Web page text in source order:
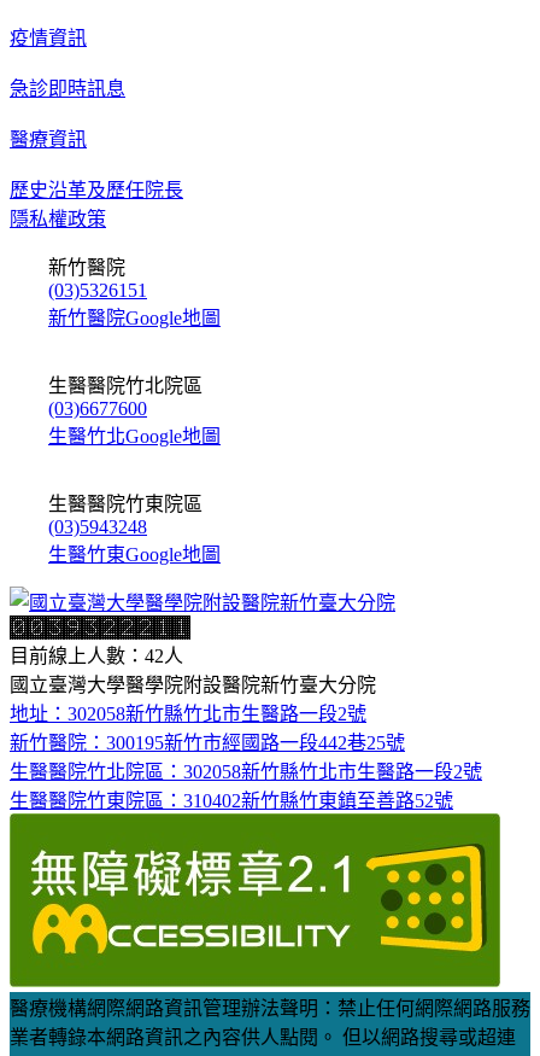
疫情資訊
急診即時訊息
醫療資訊
歷史沿革及歷任院長
隱私權政策
新竹醫院
(03)5326151
新竹醫院Google地圖
生醫醫院竹北院區
(03)6677600
生醫竹北Google地圖
生醫醫院竹東院區
(03)5943248
生醫竹東Google地圖
目前線上人數：42人
國立臺灣大學醫學院附設醫院新竹臺大分院
地址：302058新竹縣竹北市生醫路一段2號
新竹醫院：300195新竹市經國路一段442巷25號
生醫醫院竹北院區：302058新竹縣竹北市生醫路一段2號
生醫醫院竹東院區：310402新竹縣竹東鎮至善路52號
醫療機構網際網路資訊管理辦法聲明：禁止任何網際網路服務
業者轉錄本網路資訊之內容供人點閱。 但以網路搜尋或超連